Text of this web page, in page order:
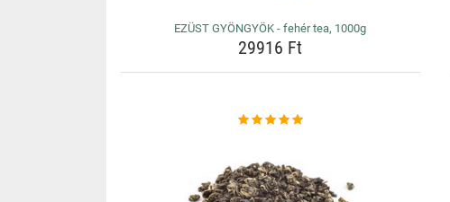
EZÜST GYÖNGYÖK - fehér tea, 1000g
29916 Ft